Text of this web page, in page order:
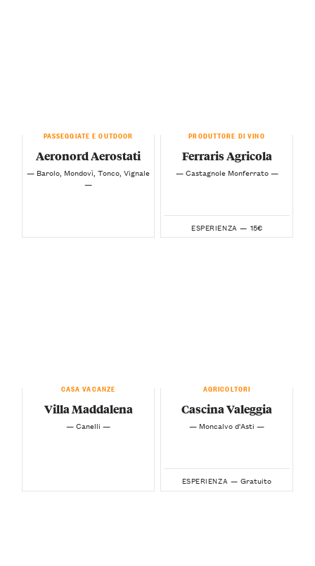
PASSEGGIATE E OUTDOOR
Aeronord Aerostati
— Barolo, Mondovì, Tonco, Vignale
—
PRODUTTORE DI VINO
Ferraris Agricola
— Castagnole Monferrato —
ESPERIENZA — 15€
CASA VACANZE
Villa Maddalena
— Canelli —
AGRICOLTORI
Cascina Valeggia
— Moncalvo d'Asti —
ESPERIENZA — Gratuito